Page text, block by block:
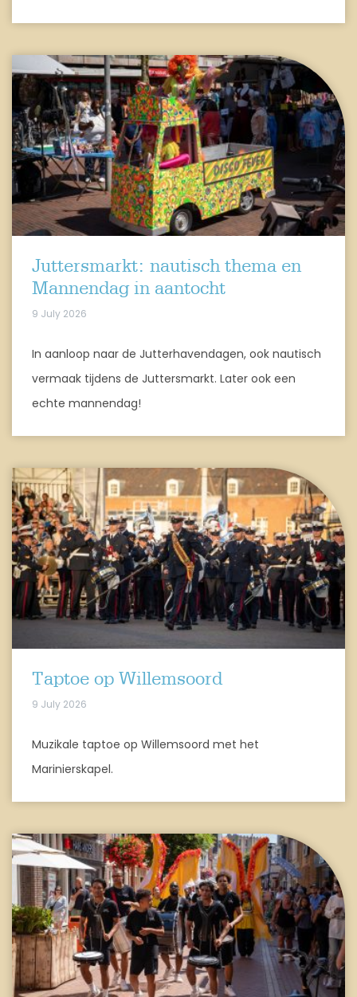
Juttersmarkt: nautisch thema en
Mannendag in aantocht
9 July 2026
In aanloop naar de Jutterhavendagen, ook nautisch
vermaak tijdens de Juttersmarkt. Later ook een
echte mannendag!
Taptoe op Willemsoord
9 July 2026
Muzikale taptoe op Willemsoord met het
Marinierskapel.